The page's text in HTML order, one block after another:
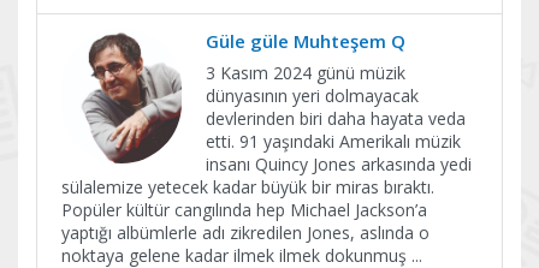
Güle güle Muhteşem Q
3 Kasım 2024 günü müzik
dünyasının yeri dolmayacak
devlerinden biri daha hayata veda
etti. 91 yaşındaki Amerikalı müzik
insanı Quincy Jones arkasında yedi
sülalemize yetecek kadar büyük bir miras bıraktı.
Popüler kültür cangılında hep Michael Jackson’a
yaptığı albümlerle adı zikredilen Jones, aslında o
noktaya gelene kadar ilmek ilmek dokunmuş ...